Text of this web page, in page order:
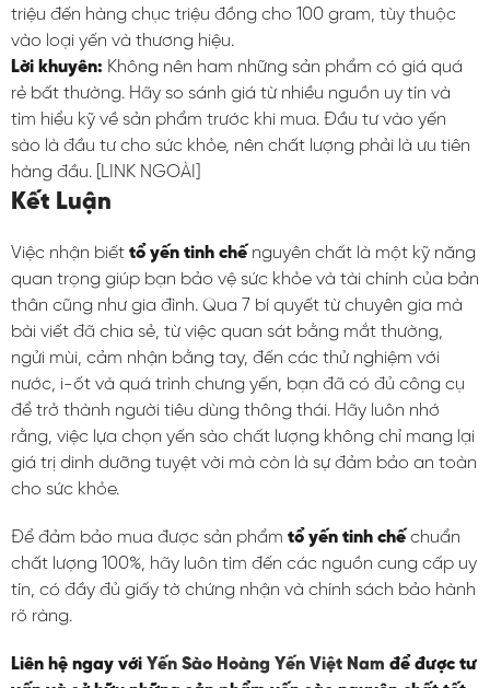
triệu đến hàng chục triệu đồng cho 100 gram, tùy thuộc
vào loại yến và thương hiệu.
Lời khuyên: Không nên ham những sản phẩm có giá quá
rẻ bất thường. Hãy so sánh giá từ nhiều nguồn uy tín và
tìm hiểu kỹ về sản phẩm trước khi mua. Đầu tư vào yến
sào là đầu tư cho sức khỏe, nên chất lượng phải là ưu tiên
hàng đầu. [LINK NGOÀI]
Kết Luận
Việc nhận biết tổ yến tinh chế nguyên chất là một kỹ năng
quan trọng giúp bạn bảo vệ sức khỏe và tài chính của bản
thân cũng như gia đình. Qua 7 bí quyết từ chuyên gia mà
bài viết đã chia sẻ, từ việc quan sát bằng mắt thường,
ngửi mùi, cảm nhận bằng tay, đến các thử nghiệm với
nước, i-ốt và quá trình chưng yến, bạn đã có đủ công cụ
để trở thành người tiêu dùng thông thái. Hãy luôn nhớ
rằng, việc lựa chọn yến sào chất lượng không chỉ mang lại
giá trị dinh dưỡng tuyệt vời mà còn là sự đảm bảo an toàn
cho sức khỏe.
Để đảm bảo mua được sản phẩm tổ yến tinh chế chuẩn
chất lượng 100%, hãy luôn tìm đến các nguồn cung cấp uy
tín, có đầy đủ giấy tờ chứng nhận và chính sách bảo hành
rõ ràng.
Liên hệ ngay với Yến Sào Hoàng Yến Việt Nam để được tư